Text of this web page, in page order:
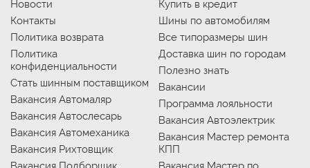
Новости
Контакты
Политика возврата
Политика
конфиденциальности
Стать шинным поставщиком
Вакансия Автомаляр
Вакансия Автослесарь
Вакансия Автомеханика
Вакансия Рихтовщик
Купить в кредит
Шины по автомобилям
Все типоразмеры шин
Доставка шин по городам
Полезно знать
Вакансии
Программа лояльности
Вакансия Автоэлектрик
Вакансия Мастер ремонта
КПП